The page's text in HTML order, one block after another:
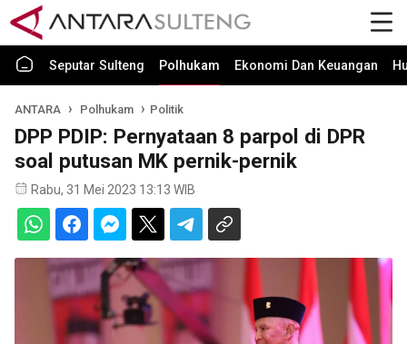
Seputar Sulteng Polhukam Ekonomi Dan Keuangan
ANTARA Polhukam Politik
DPP PDIP: Pernyataan 8 parpol di DPR
soal putusan MK pernik-pernik
Rabu, 31 Mei 2023 13:13 WIB